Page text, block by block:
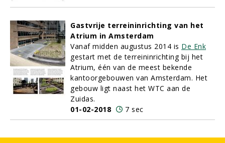
Gastvrije terreininrichting van het
Atrium in Amsterdam
Vanaf midden augustus 2014 is De Enk
gestart met de terreininrichting bij het
Atrium, één van de meest bekende
kantoorgebouwen van Amsterdam. Het
gebouw ligt naast het WTC aan de
Zuidas.
01-02-2018
7 sec